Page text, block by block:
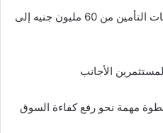
ارتفع الحد الأدنى لرأس مال شركات التأمين من 60 مليون جنيه إلى
الأجانب
خطوة مهمة نحو رفع كفاءة السوق